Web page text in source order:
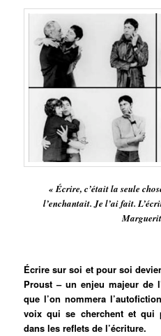
« Écrire, c’était la seule
l’enchantait. Je l’ai fait.
Écrire sur soi et pour soi
Proust – un enjeu majeur de
que l’on nommera
voix qui se cherchent et qui
dans les reflets de l’écriture.